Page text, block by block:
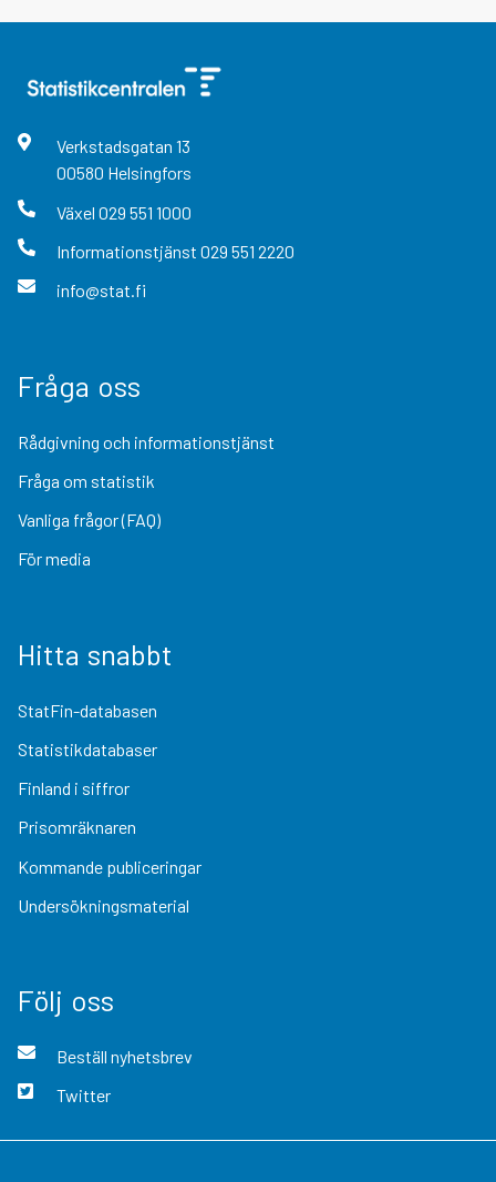
Verkstadsgatan 13
00580 Helsingfors
Växel 029 551 1000
Informationstjänst 029 551 2220
info@stat.fi
Fråga oss
Rådgivning och informationstjänst
Fråga om statistik
Vanliga frågor (FAQ)
För media
Hitta snabbt
StatFin-databasen
Statistikdatabaser
Finland i siffror
Prisomräknaren
Kommande publiceringar
Undersökningsmaterial
Följ oss
Beställ nyhetsbrev
Twitter